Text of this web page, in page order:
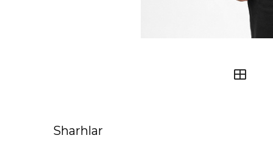
Sharhlar